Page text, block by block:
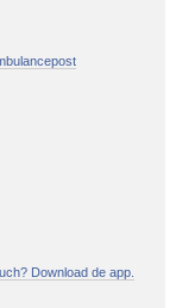
Download de app.